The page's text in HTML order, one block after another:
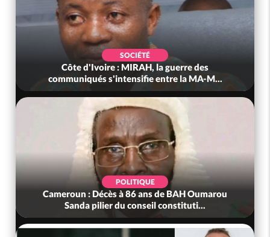
SOCIÉTÉ
Côte d'Ivoire : MIRAH, la guerre des
communiqués s'intensifie entre la MA-M...
POLITIQUE
Cameroun : Décès à 86 ans de BAH Oumarou
Sanda pilier du conseil constituti...